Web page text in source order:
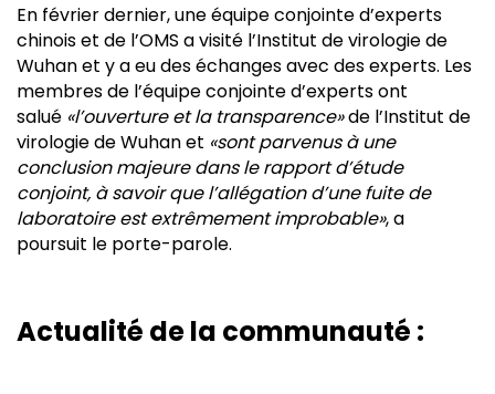
En février dernier, une équipe conjointe d’experts
chinois et de l’OMS a visité l’Institut de virologie de
Wuhan et y a eu des échanges avec des experts. Les
membres de l’équipe conjointe d’experts ont
salué «l’ouverture et la transparence»de l’Institut de
virologie de Wuhan et «sont parvenus à une
conclusion majeure dans le rapport d’étude
conjoint, à savoir que l’allégation d’une fuite de
laboratoire est extrêmement improbable», a
poursuit le porte-parole.
Actualité de la communauté :